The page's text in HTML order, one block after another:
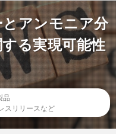
アンモニア分
る実現可能性
品
スリリースなど